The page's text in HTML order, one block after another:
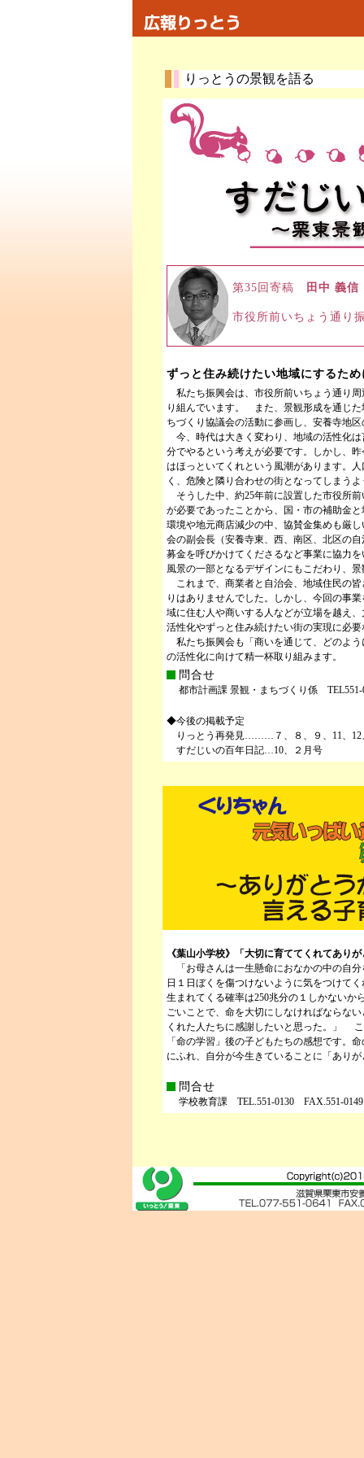
りっとうの景観を語る
第35回寄稿 田中 義信
市役所前いちょう通り
ずっと住み続けたい地域にするため
私たち振興会は、市役所前いちょう通り
り組んでいます。 また、景観形成を通じ
ちづくり協議会の活動に参画し、安養寺地
今、時代は大きく変わり、地域の活性化
分でやるという考えが必要です。しかし、
はほっといてくれという風潮があります。
く、危険と隣り合わせの街となってしまう
そうした中、約25年前に設置した市役所
が必要であったことから、国・市の補助金
環境や地元商店減少の中、協賛金集めも厳
会の副会長（安養寺東、西、南区、北区の
募金を呼びかけてくださるなど事業に協力
風景の一部となるデザインにもこだわり、
これまで、商業者と自治会、地域住民の
りはありませんでした。しかし、今回の事
域に住む人や商いする人などが立場を越え
活性化やずっと住み続けたい街の実現に必
私たち振興会も「商いを通じて、どのよ
の活性化に向けて精一杯取り組みます。
問合せ
都市計画課 景観・まちづくり係
◆今後の掲載予定
りっとう再発見………７、８、９、11、12
すだじいの百年日記…10、２月号
《葉山小学校》「大切に育ててくれてあり
「お母さんは一生懸命におなかの中の自
日１日ぼくを傷つけないように気をつけて
生まれてくる確率は250兆分の１しかないか
ごいことで、命を大切にしなければならな
くれた人たちに感謝したいと思った。」
「命の学習」後の子どもたちの感想です。
にふれ、自分が今生きていることに「あり
問合せ
学校教育課 TEL.551-0130 FAX.551-0149